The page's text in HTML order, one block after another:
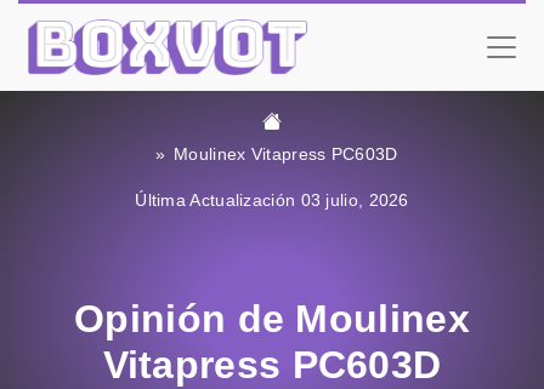
Moulinex Vitapress PC603D
Última Actualización 03 julio, 2026
Opinión de Moulinex
Vitapress PC603D